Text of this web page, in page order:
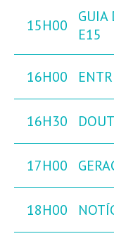
15H00
GUIA
E15
16H00
16H30
17H00
18H00